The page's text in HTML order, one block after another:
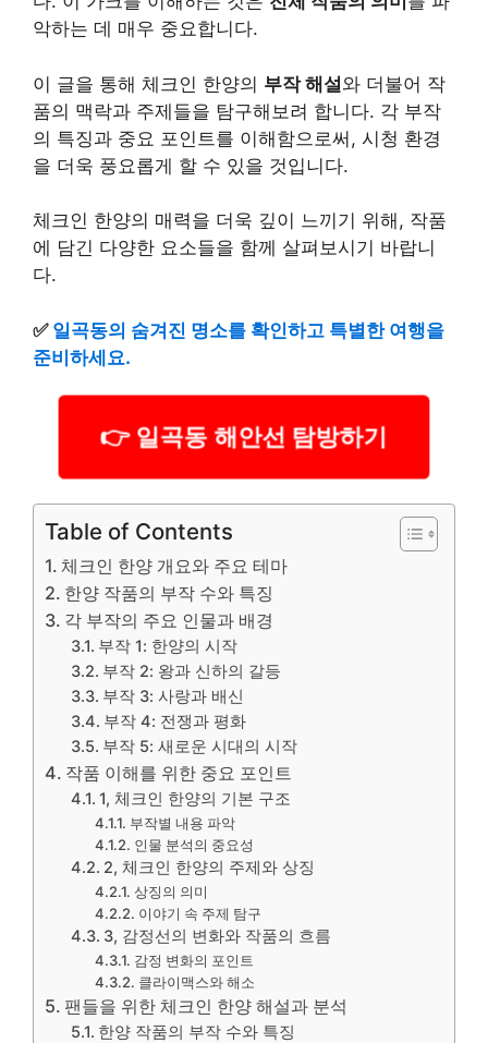
악하는 데 매우 중요합니다.
이 글을 통해 체크인 한양의 부작 해설와 더불어 작
품의 맥락과 주제들을 탐구해보려 합니다. 각 부작
의 특징과 중요 포인트를 이해함으로써, 시청 환경
을 더욱 풍요롭게 할 수 있을 것입니다.
체크인 한양의 매력을 더욱 깊이 느끼기 위해, 작품
에 담긴 다양한 요소들을 함께 살펴보시기 바랍니
다.
✅ 일곡동의 숨겨진 명소를 확인하고 특별한 여행을
준비하세요.
👉 일곡동 해안선 탐방하기
Table of Contents
체크인 한양 개요와 주요 테마
한양 작품의 부작 수와 특징
각 부작의 주요 인물과 배경
부작 1: 한양의 시작
부작 2: 왕과 신하의 갈등
부작 3: 사랑과 배신
부작 4: 전쟁과 평화
부작 5: 새로운 시대의 시작
작품 이해를 위한 중요 포인트
1, 체크인 한양의 기본 구조
부작별 내용 파악
인물 분석의 중요성
2, 체크인 한양의 주제와 상징
상징의 의미
이야기 속 주제 탐구
3, 감정선의 변화와 작품의 흐름
감정 변화의 포인트
클라이맥스와 해소
팬들을 위한 체크인 한양 해설과 분석
한양 작품의 부작 수와 특징